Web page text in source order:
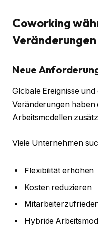
Coworking
Veränderungen
Neue
Globale Ereignisse
Veränderungen
Arbeitsmodellen
Viele Unternehmen
Flexibilität erhöhen
Kosten reduzieren
Hybride